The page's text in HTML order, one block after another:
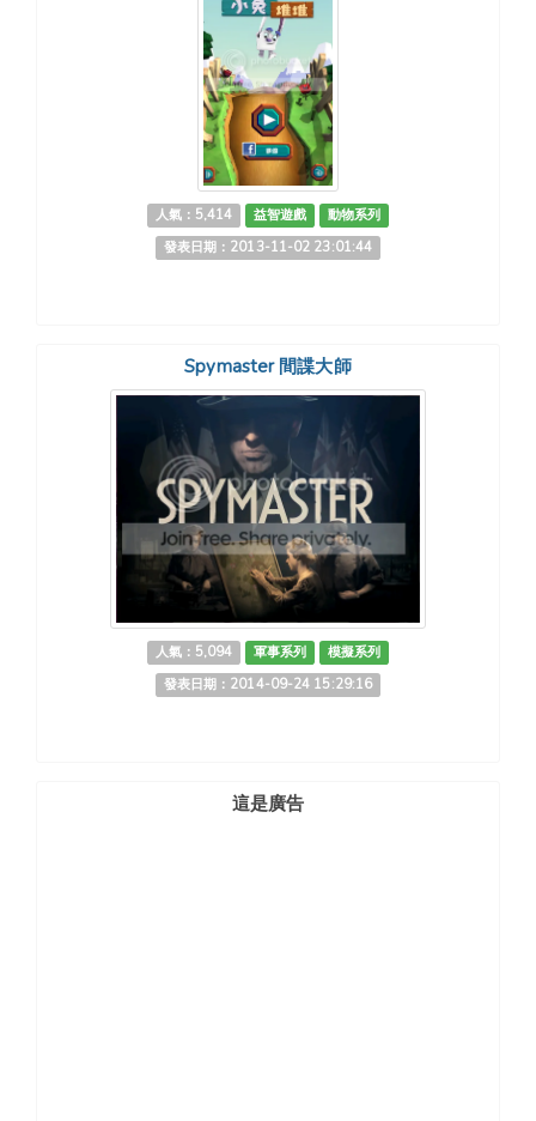
人氣：5,414 益智遊戲
動物系列
發表日期：2013-11-02 23:01:44
Spymaster 間諜大師
人氣：5,094 軍事系列
模擬系列
發表日期：2014-09-24 15:29:16
這是廣告